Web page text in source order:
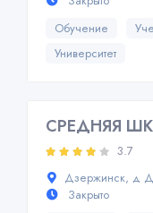
Обучение
Университет
СРЕДНЯЯ
3.7
Дзержинск, д
Закрыто